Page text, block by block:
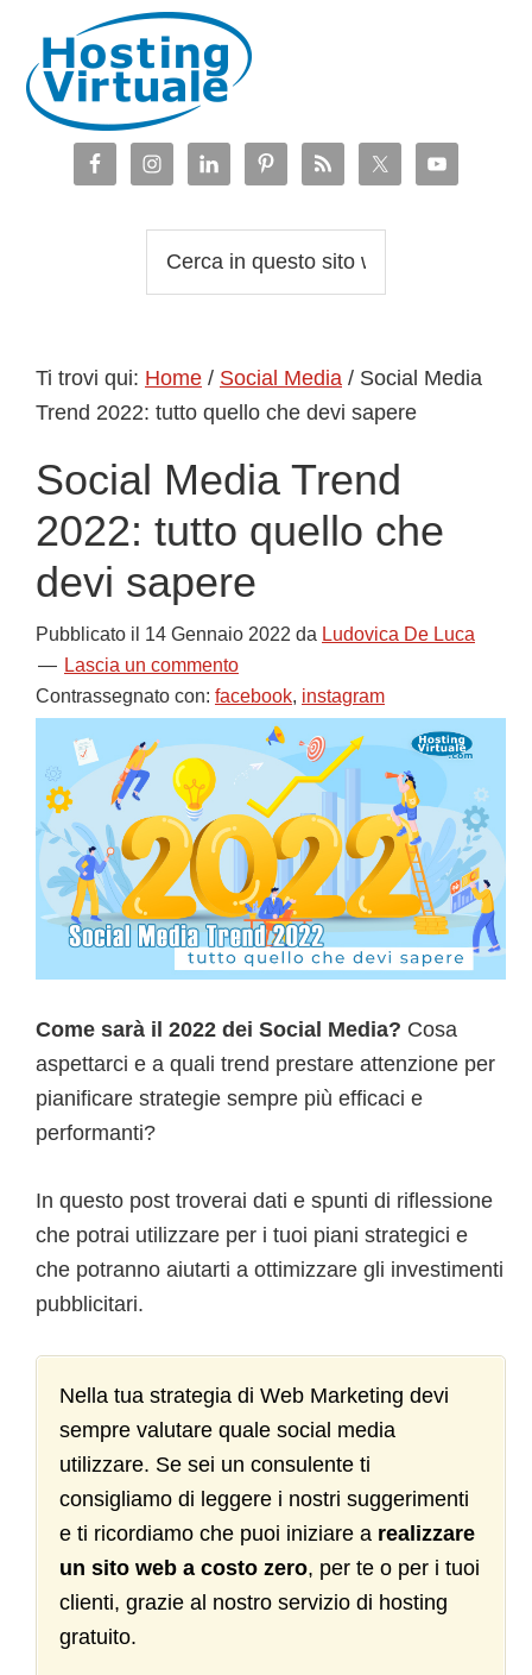
navigazione
primaria
contenuto
principale
barra
laterale
piè
web
Ti trovi qui: Home / Social Media / Social Media
Trend 2022: tutto quello che devi sapere
Social Media Trend
2022: tutto quello che
devi sapere
Pubblicato il 14 Gennaio 2022 da Ludovica De Luca
Lascia un commento
Contrassegnato con: facebook, instagram
Come sarà il 2022 dei Social Media? Cosa
aspettarci e a quali trend prestare attenzione per
pianificare strategie sempre più efficaci e
performanti?
In questo post troverai dati e spunti di riflessione
che potrai utilizzare per i tuoi piani strategici e
che potranno aiutarti a ottimizzare gli investimenti
pubblicitari.
Nella tua strategia di Web Marketing devi
sempre valutare quale social media
utilizzare. Se sei un consulente ti
consigliamo di leggere i nostri suggerimenti
e ti ricordiamo che puoi iniziare a realizzare
un sito web a costo zero, per te o per i tuoi
clienti, grazie al nostro servizio di hosting
gratuito.